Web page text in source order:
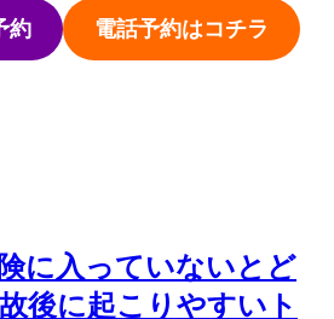
約 電話予約はコチラ
に入っていないとど
後に起こりやすいト